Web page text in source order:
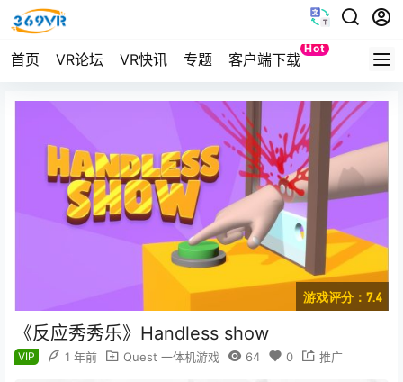
首页 VR论坛 VR快讯 专题 客户端下载
Hot
Quest
游戏评分：7.4
《反应秀秀乐》Handless show
VIP 1 年前 Quest 一体机游戏 64 0 推广